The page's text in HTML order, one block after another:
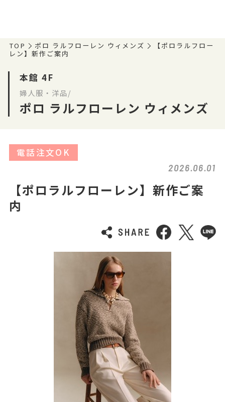
TOP ポロ ラルフローレン ウィメンズ
【ポロラルフロー
レン】新作ご案内
本館 4F
婦人服・洋品/
ポロ ラルフローレン ウィメンズ
電話注文OK
2026.06.01
【ポロラルフローレン】新作ご案
内